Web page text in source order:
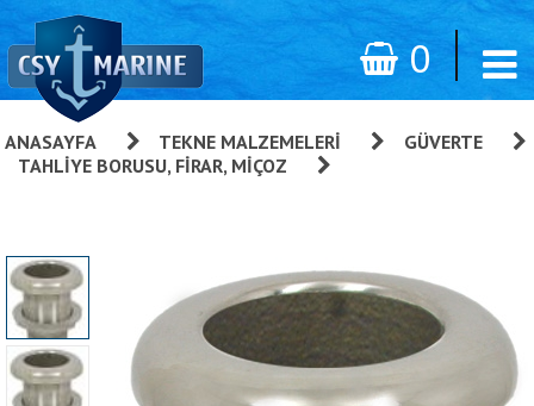
0
ANASAYFA TEKNE MALZEMELERI
GÜVERTE
TAHLIYE BORUSU, FIRAR, MIÇOZ